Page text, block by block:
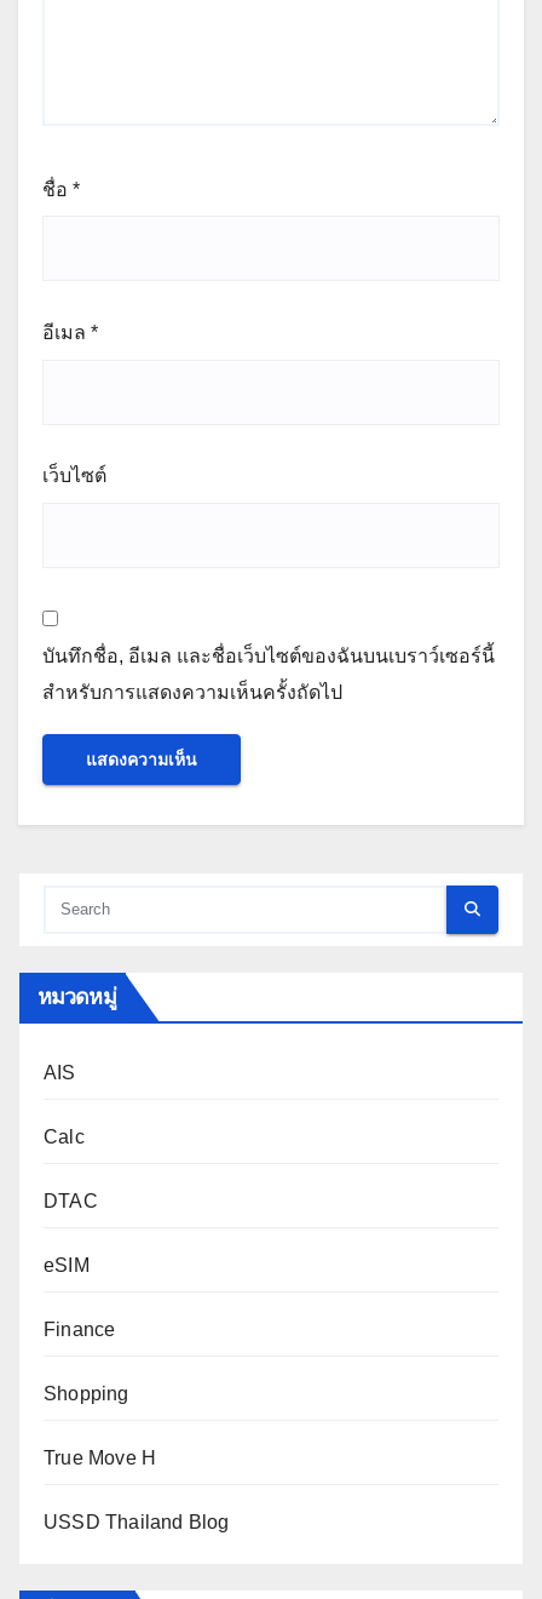
ชื่อ *
อีเมล *
เว็บไซต์
บันทึกชื่อ, อีเมล และชื่อเว็บไซต์ของฉันบนเบราว์เซอร์นี้
สำหรับการแสดงความเห็นครั้งถัดไป
หมวดหมู่
AIS
Calc
DTAC
eSIM
Finance
Shopping
True Move H
USSD Thailand Blog